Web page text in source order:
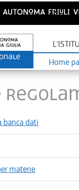
Home
banca dati
materie